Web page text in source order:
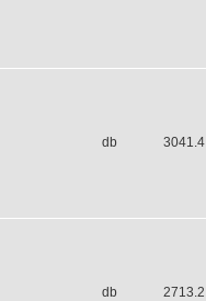
db 3041.4
db 2713.2